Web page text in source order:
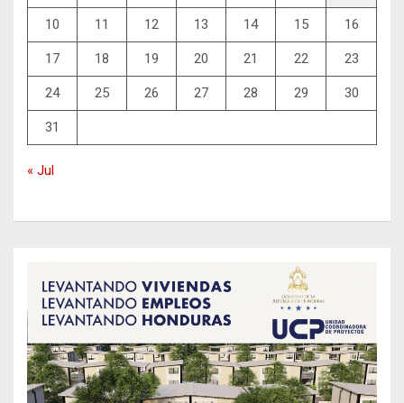
10 11 12 13 14 15 16
17 18 19 20 21 22 23
24 25 26 27 28 29 30
31
« Jul